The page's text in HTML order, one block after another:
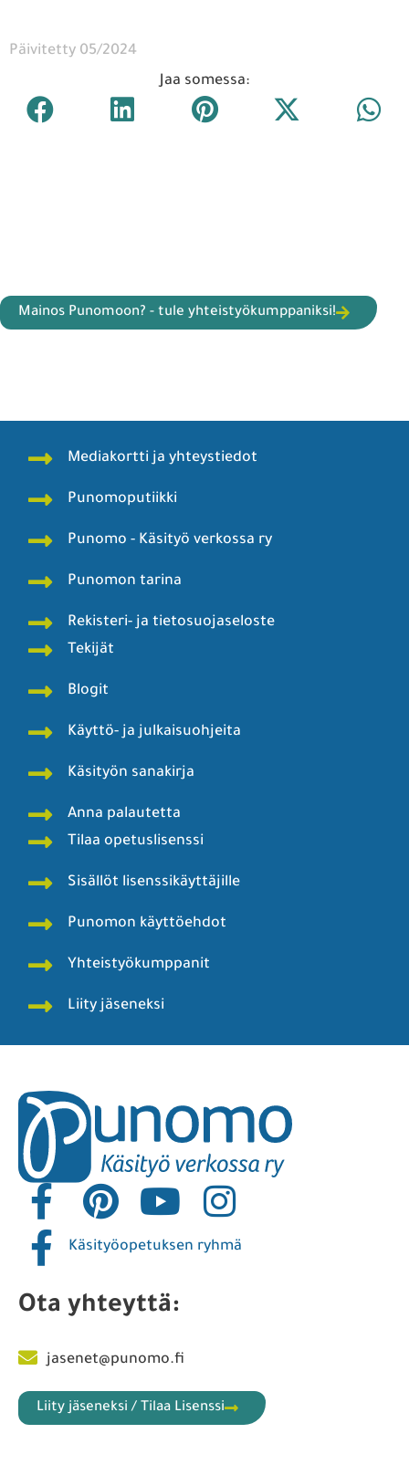
Päivitetty 05/2024
Jaa somessa:
Mainos Punomoon? - tule yhteistyökumppaniksi!
Mediakortti ja yhteystiedot
Punomoputiikki
Punomo - Käsityö verkossa ry
Punomon tarina
Rekisteri- ja tietosuojaseloste
Tekijät
Blogit
Käyttö- ja julkaisuohjeita
Käsityön sanakirja
Anna palautetta
Tilaa opetuslisenssi
Sisällöt lisenssikäyttäjille
Punomon käyttöehdot
Yhteistyökumppanit
Liity jäseneksi
Käsityöopetuksen ryhmä
Ota yhteyttä:
jasenet@punomo.fi
Liity jäseneksi / Tilaa Lisenssi